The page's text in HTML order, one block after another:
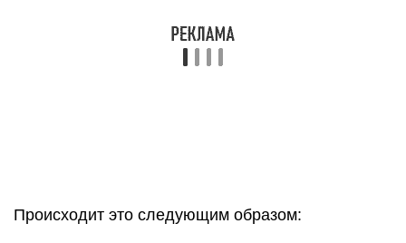
Происходит это следующим образом: